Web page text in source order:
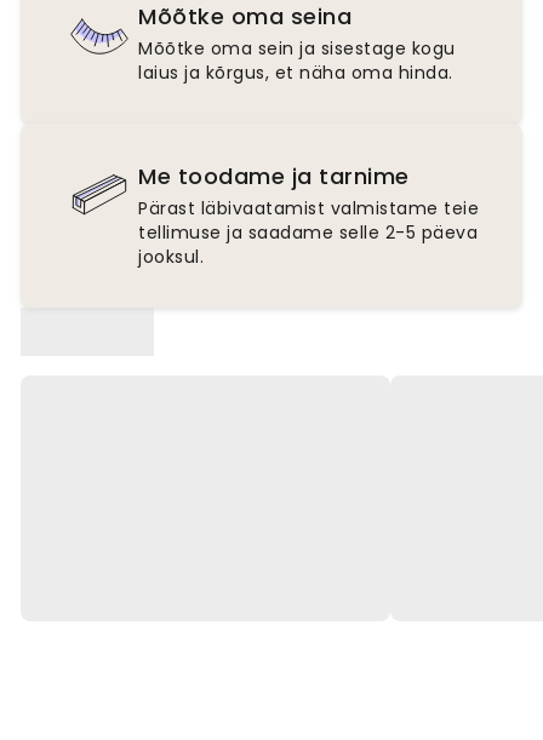
Mõõtke oma seina
Mõõtke oma sein ja sisestage kogu
laius ja kõrgus, et näha oma hinda.
Me toodame ja tarnime
Pärast läbivaatamist valmistame teie
tellimuse ja saadame selle 2-5 päeva
jooksul.